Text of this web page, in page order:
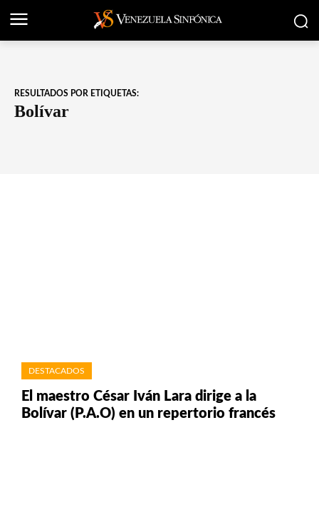
RESULTADOS POR ETIQUETAS:
Bolívar
DESTACADOS
El maestro César Iván Lara dirige a la
Bolívar (P.A.O) en un repertorio francés